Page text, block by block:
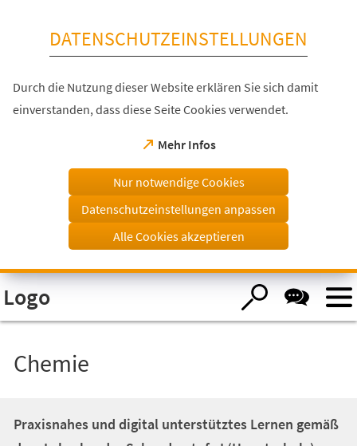
Visuelle
Assistenzsoftware
öffnen.
DATENSCHUTZEINSTELLUNGEN
Durch die Nutzung dieser Website erklären Sie sich damit
einverstanden, dass diese Seite Cookies verwendet.
Mehr Infos
(Öffnet
einem
neuen
Tab)
Nur notwendige Cookies
Datenschutzeinstellungen anpassen
Alle Cookies akzeptieren
Logo
Chemie
Praxisnahes und digital unterstütztes Lernen gemäß